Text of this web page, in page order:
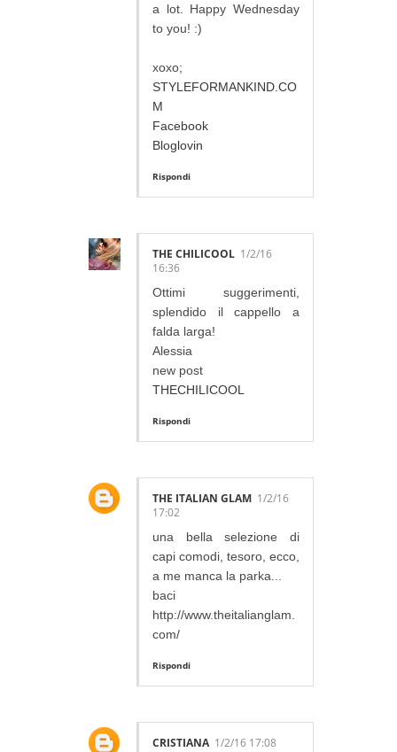
a lot. Happy Wednesday
to you! :)
xoxo;
STYLEFORMANKIND.CO
M
Facebook
Bloglovin
Rispondi
THE CHILICOOL 1/2/16
16:36
Ottimi suggerimenti,
splendido il cappello a
falda larga!
Alessia
new post
THECHILICOOL
Rispondi
THE ITALIAN GLAM 1/2/16
17:02
una bella selezione di
capi comodi, tesoro, ecco,
a me manca la parka...
baci
http://www.theitalianglam.
com/
Rispondi
CRISTIANA 1/2/16 17:08